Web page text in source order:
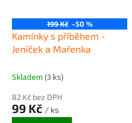
199 Kč –50 %
Kamínky s příběhem -
Jeníček a Mařenka
Skladem (3 ks)
82 Kč bez DPH
99 Kč / ks